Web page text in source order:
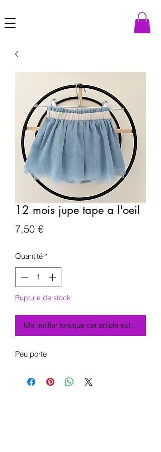
12 mois jupe tape a l'oeil
7,50 €Prix
Quantité *
Rupture de stock
Me notifier lorsque cet article est disponible
Peu porte